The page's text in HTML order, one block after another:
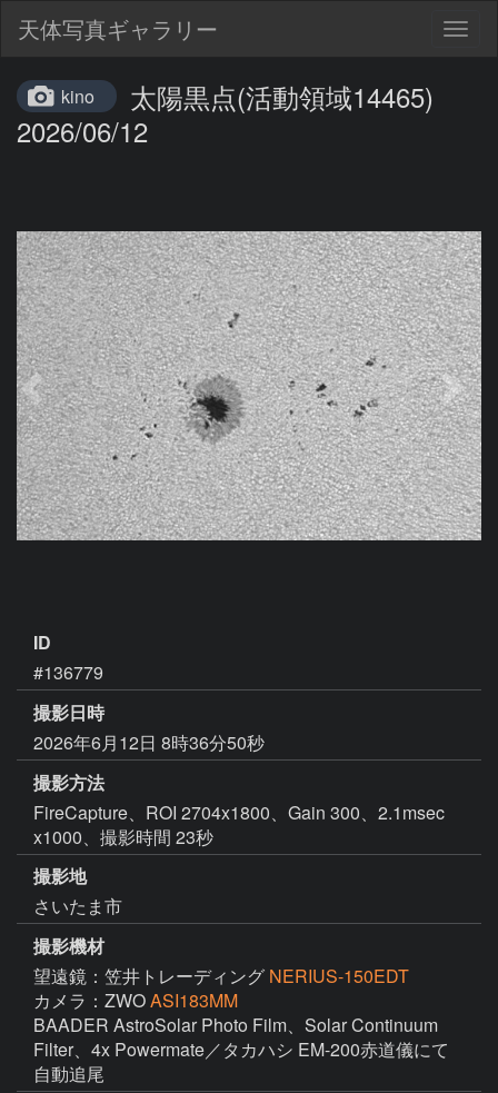
天体写真ギャラリー
kino
太陽黒点(活動領域14465)
2026/06/12
ID
#136779
撮影日時
2026年6月12日 8時36分50秒
撮影方法
FireCapture、ROI 2704x1800、Gain 300、2.1msec
x1000、撮影時間 23秒
撮影地
さいたま市
撮影機材
望遠鏡：笠井トレーディング NERIUS-150EDT
カメラ：ZWOASI183MM
BAADER AstroSolar Photo Film、Solar Continuum
Filter、4x Powermate／タカハシ EM-200赤道儀にて
自動追尾